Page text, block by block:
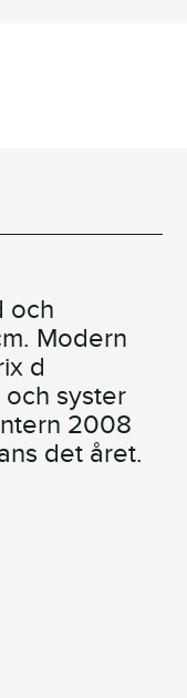
och
Modern
d
och syster
2008
det året.